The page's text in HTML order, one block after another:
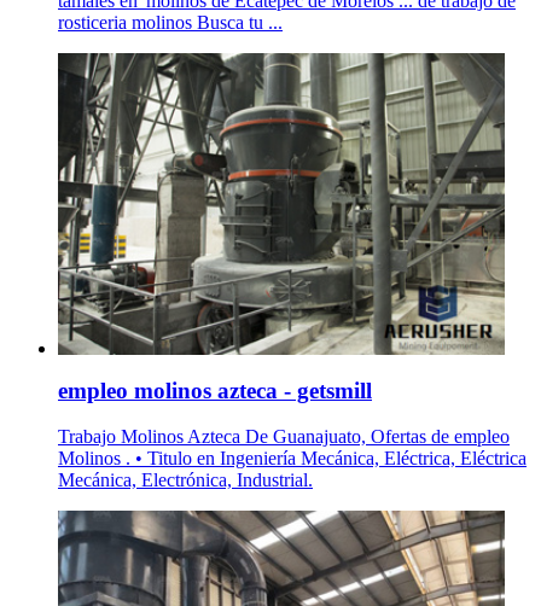
rosticeria molinos Busca tu ...
empleo molinos azteca - getsmill
Trabajo Molinos Azteca De Guanajuato, Ofertas de empleo
Molinos . • Titulo en Ingeniería Mecánica, Eléctrica, Eléctrica
Mecánica, Electrónica, Industrial.